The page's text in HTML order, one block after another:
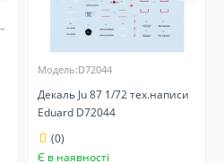
Модель:D72044
Декаль Ju 87 1/72 тех.написи
Eduard D72044
(0)
Є в наявності